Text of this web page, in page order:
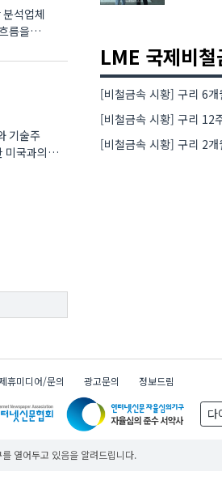
석업체
름을
기술주
미국과의
LME 국제비철
제품등록 무료제품등록
휴미디어/문의 광고문의
정보드림
다
열어두고 있음을 알려드립니다.